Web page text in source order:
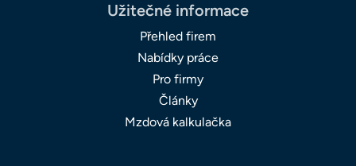
Užitečné informace
Přehled firem
Nabídky práce
Pro firmy
Články
Mzdová kalkulačka